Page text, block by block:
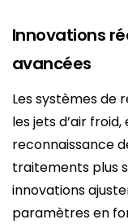
Innovations
avancées
Les systèmes de
les jets d’air
reconnaissance
traitements plus
innovations
paramètres en